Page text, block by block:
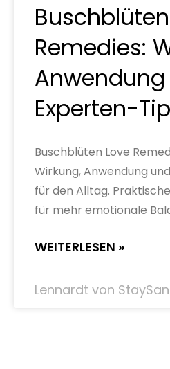
Remedies:
Experten-
Buschblüten Love
Wirkung, Anwendung
für den Alltag.
für mehr emotionale
WEITERLESEN »
Lennardt von